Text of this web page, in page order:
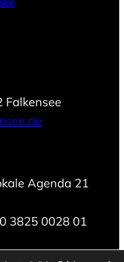
Falkensee
Agenda 21
3825 0028 01